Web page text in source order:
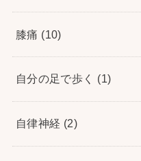
膝痛 (10)
自分の足で歩く (1)
自律神経 (2)